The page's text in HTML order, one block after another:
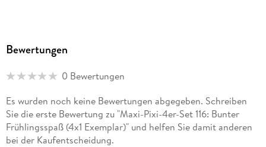
Bewertungen
0 Bewertungen
Es wurden noch keine Bewertungen abgegeben. Schreiben
Sie die erste Bewertung zu "Maxi-Pixi-4er-Set 116: Bunter
Frühlingsspaß (4x1 Exemplar)" und helfen Sie damit anderen
bei der Kaufentscheidung.